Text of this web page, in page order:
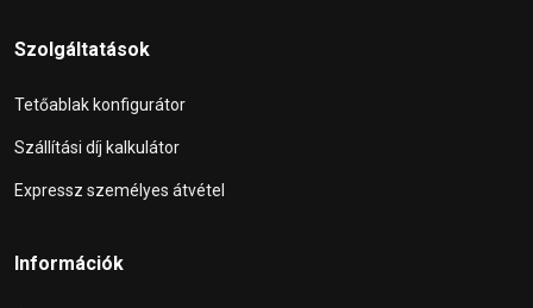
Szolgáltatások
Tetőablak konfigurátor
Szállítási díj kalkulátor
Expressz személyes átvétel
Információk